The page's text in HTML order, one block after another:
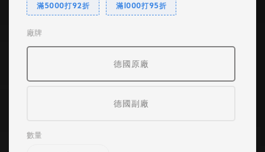
滿5000打92折 滿1000打95折
廠牌
德國原廠
德國副廠
數量